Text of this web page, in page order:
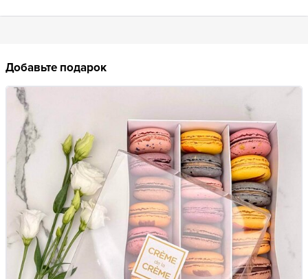
Добавьте подарок